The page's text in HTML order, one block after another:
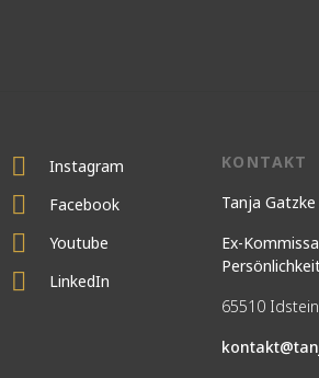
Instagram
Facebook
Youtube
LinkedIn
KONTAKT
Tanja Gatzke
Ex-
65510 Idstein